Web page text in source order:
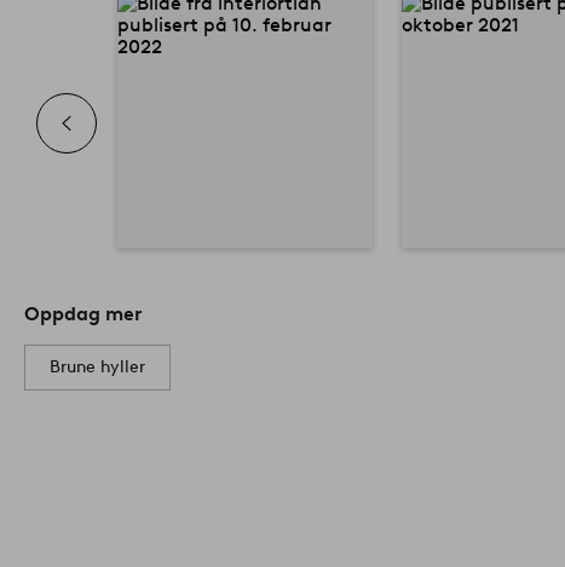
Oppdag mer
Brune hyller